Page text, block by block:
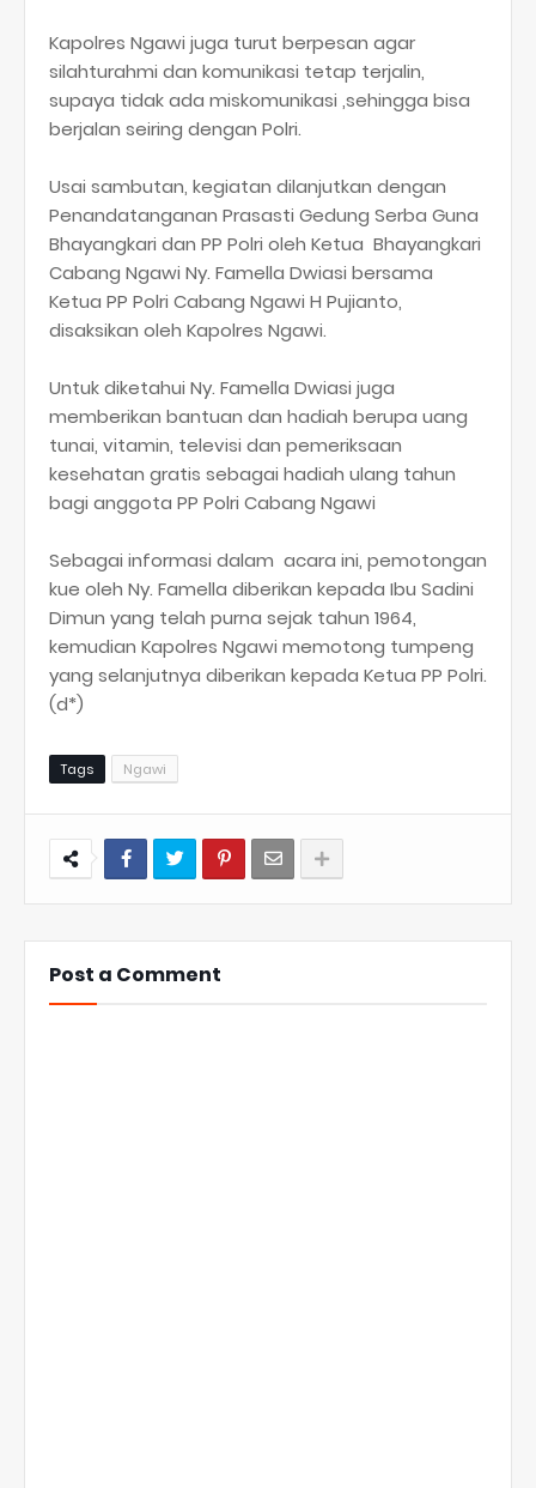
Kapolres Ngawi juga turut berpesan agar
silahturahmi dan komunikasi tetap terjalin,
supaya tidak ada miskomunikasi ,sehingga bisa
berjalan seiring dengan Polri.
Usai sambutan, kegiatan dilanjutkan dengan
Penandatanganan Prasasti Gedung Serba Guna
Bhayangkari dan PP Polri oleh Ketua Bhayangkari
Cabang Ngawi Ny. Famella Dwiasi bersama
Ketua PP Polri Cabang Ngawi H Pujianto,
disaksikan oleh Kapolres Ngawi.
Untuk diketahui Ny. Famella Dwiasi juga
memberikan bantuan dan hadiah berupa uang
tunai, vitamin, televisi dan pemeriksaan
kesehatan gratis sebagai hadiah ulang tahun
bagi anggota PP Polri Cabang Ngawi
Sebagai informasi dalam acara ini, pemotongan
kue oleh Ny. Famella diberikan kepada Ibu Sadini
Dimun yang telah purna sejak tahun 1964,
kemudian Kapolres Ngawi memotong tumpeng
yang selanjutnya diberikan kepada Ketua PP Polri.
(d*)
Tags Ngawi
Post a Comment